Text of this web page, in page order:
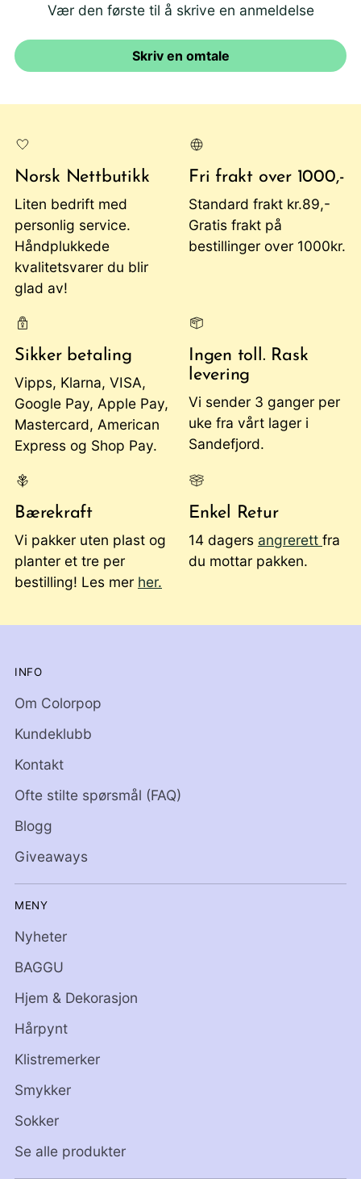
Vær den første til å skrive en anmeldelse
Skriv en omtale
Norsk Nettbutikk
Liten bedrift med
personlig service.
Håndplukkede
kvalitetsvarer du blir
glad av!
Fri frakt over 1000,-
Standard frakt kr.89,-
Gratis frakt på
bestillinger over 1000kr.
Sikker betaling
Vipps, Klarna, VISA,
Google Pay, Apple Pay,
Mastercard, American
Express og Shop Pay.
Ingen toll. Rask
levering
Vi sender 3 ganger per
uke fra vårt lager i
Sandefjord.
Bærekraft
Vi pakker uten plast og
planter et tre per
bestilling! Les mer her.
Enkel Retur
14 dagers angrerett fra
du mottar pakken.
INFO
Om Colorpop
Kundeklubb
Kontakt
Ofte stilte spørsmål (FAQ)
Blogg
Giveaways
MENY
Nyheter
BAGGU
Hjem & Dekorasjon
Hårpynt
Klistremerker
Smykker
Sokker
Se alle produkter